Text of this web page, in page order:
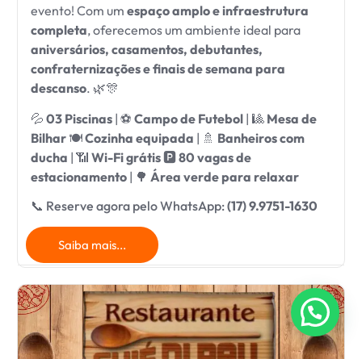
evento! Com um espaço amplo e infraestrutura
completa, oferecemos um ambiente ideal para
aniversários, casamentos, debutantes,
confraternizações e finais de semana para
descanso. 🌿🎊
💦 03 Piscinas| ⚽ Campo de Futebol| 🎱 Mesa de
Bilhar🍽Cozinha equipada | 🚿 Banheiros com
ducha | 📶 Wi-Fi grátis🅿80 vagas de
estacionamento| 🌳 Área verde para relaxar
📞 Reserve agora pelo WhatsApp:(17) 9.9751-1630
Saiba mais...